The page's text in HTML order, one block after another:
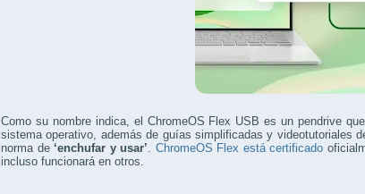
Como su nombre indica, el ChromeOS Flex USB es un pendrive
sistema operativo, además de guías simplificadas y videotutoriales
norma de ‘enchufar y usar’ ChromeOS Flex está certificado
incluso funcionará en otros.